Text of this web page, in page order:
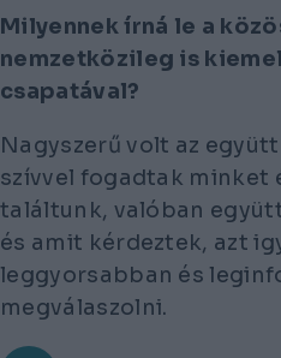
Milyennek írná le a
nemzetközileg is
csapatával?
Nagyszerű volt az
szívvel fogadtak minket
találtunk, valóban
és amit kérdeztek, azt
leggyorsabban és
megválaszolni.